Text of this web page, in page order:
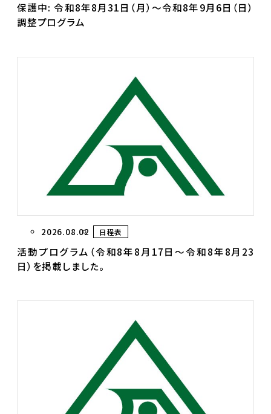
保護中: 令和8年8月31日（月）～令和8年9月6日（日）
調整プログラム
2026.08.02 日程表
活動プログラム（令和8年8月17日～令和8年8月23
日）を掲載しました。